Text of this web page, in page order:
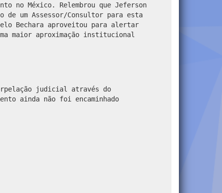
no México. Relembrou que Jeferson
um Assessor/Consultor para esta
Bechara aproveitou para alertar
maior aproximação institucional
judicial através do
ainda não foi encaminhado